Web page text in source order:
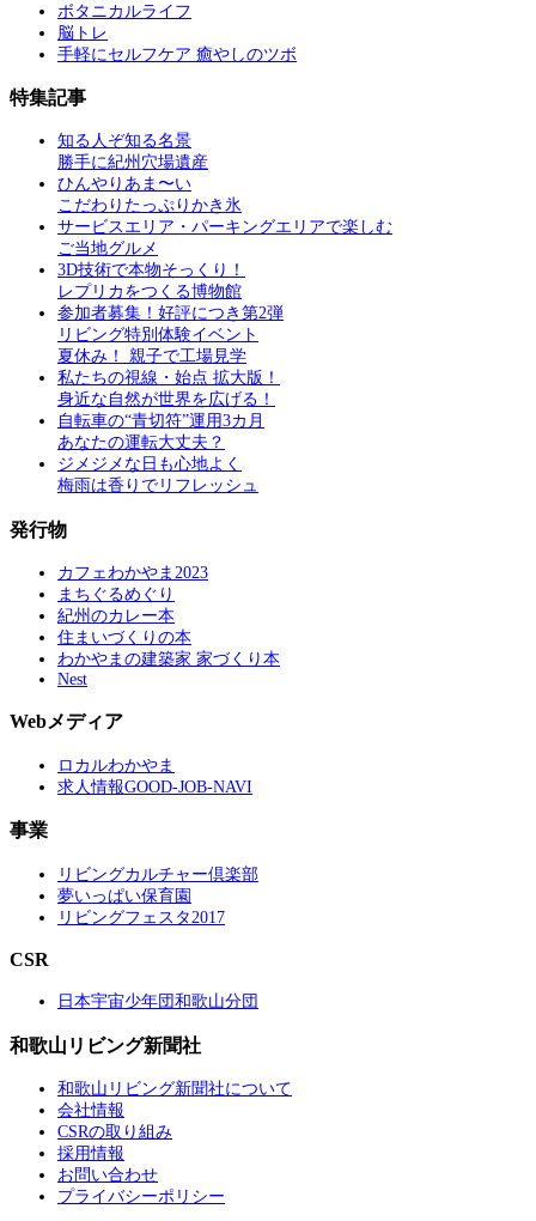
ボタニカルライフ
脳トレ
手軽にセルフケア 癒やしのツボ
特集記事
知る人ぞ知る名景
勝手に紀州穴場遺産
ひんやりあま〜い
こだわりたっぷりかき氷
サービスエリア・パーキングエリアで楽しむ
ご当地グルメ
3D技術で本物そっくり！
レプリカをつくる博物館
参加者募集！好評につき第2弾
リビング特別体験イベント
夏休み！ 親子で工場見学
私たちの視線・始点 拡大版！
身近な自然が世界を広げる！
自転車の“青切符”運用3カ月
あなたの運転大丈夫？
ジメジメな日も心地よく
梅雨は香りでリフレッシュ
発行物
カフェわかやま2023
まちぐるめぐり
紀州のカレー本
住まいづくりの本
わかやまの建築家 家づくり本
Nest
Webメディア
ロカルわかやま
求人情報GOOD-JOB-NAVI
事業
リビングカルチャー倶楽部
夢いっぱい保育園
リビングフェスタ2017
CSR
日本宇宙少年団和歌山分団
和歌山リビング新聞社
和歌山リビング新聞社について
会社情報
CSRの取り組み
採用情報
お問い合わせ
プライバシーポリシー